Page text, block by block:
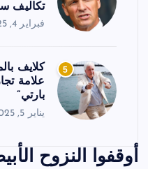
تكاليف
فبراير 4, 2025
5
كلايف
علامة
بارتي”
يناير 5, 2025
أوقفوا النزوح